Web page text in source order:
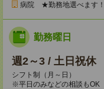
病院 ★勤務地選べます！
勤務曜日
週2～3 / 土日祝休
シフト制（月～日）
※平日のみなどの相談もOK